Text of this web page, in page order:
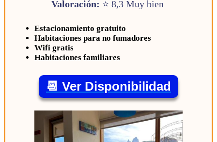
Valoración: ⭐ 8,3 Muy bien
Estacionamiento gratuito
Habitaciones para no fumadores
Wifi gratis
Habitaciones familiares
📆 Ver Disponibilidad